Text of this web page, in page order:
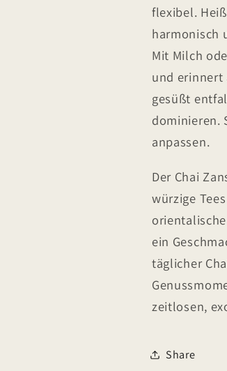
flexibel.
harmonisch
Mit Milch
und erinnert
gesüßt
dominieren.
anpassen.
Der Chai
würzige
ein
täglicher
zeitlosen,
Share